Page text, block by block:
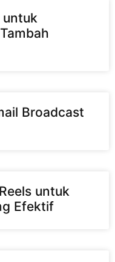
untuk
Broadcast
untuk
Efektif